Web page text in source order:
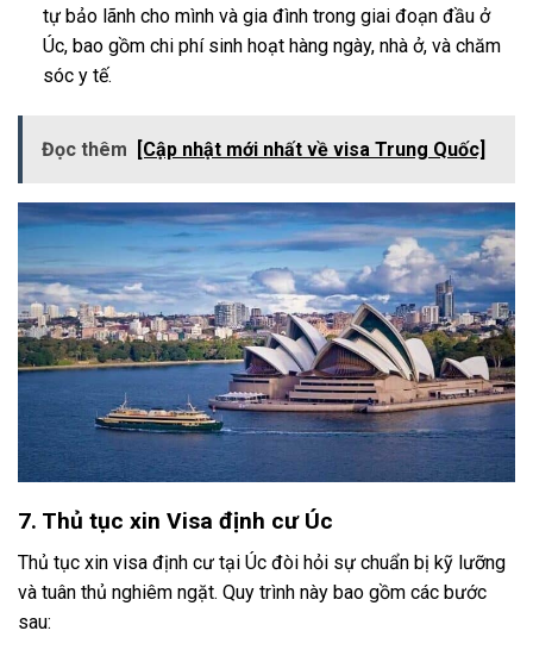
tự bảo lãnh cho mình và gia đình trong giai đoạn đầu ở
Úc, bao gồm chi phí sinh hoạt hàng ngày, nhà ở, và chăm
sóc y tế.
Đọc thêm [Cập nhật mới nhất về visa Trung Quốc]
7. Thủ tục xin Visa định cư Úc
Thủ tục xin visa định cư tại Úc đòi hỏi sự chuẩn bị kỹ lưỡng
và tuân thủ nghiêm ngặt. Quy trình này bao gồm các bước
sau: